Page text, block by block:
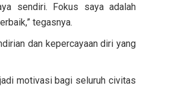
sendiri. Fokus saya adalah
tegasnya.
dan kepercayaan diri yang
motivasi bagi seluruh civitas